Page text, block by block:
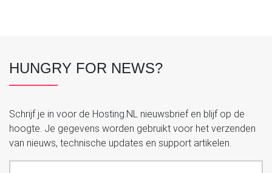
HUNGRY FOR NEWS?
Schrijf je in voor de Hosting.NL nieuwsbrief en blijf op de
hoogte. Je gegevens worden gebruikt voor het verzenden
van nieuws, technische updates en support artikelen.